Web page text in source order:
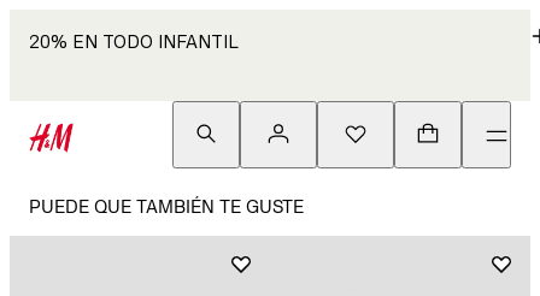
20% EN TODO INFANTIL
PUEDE QUE TAMBIÉN TE GUSTE